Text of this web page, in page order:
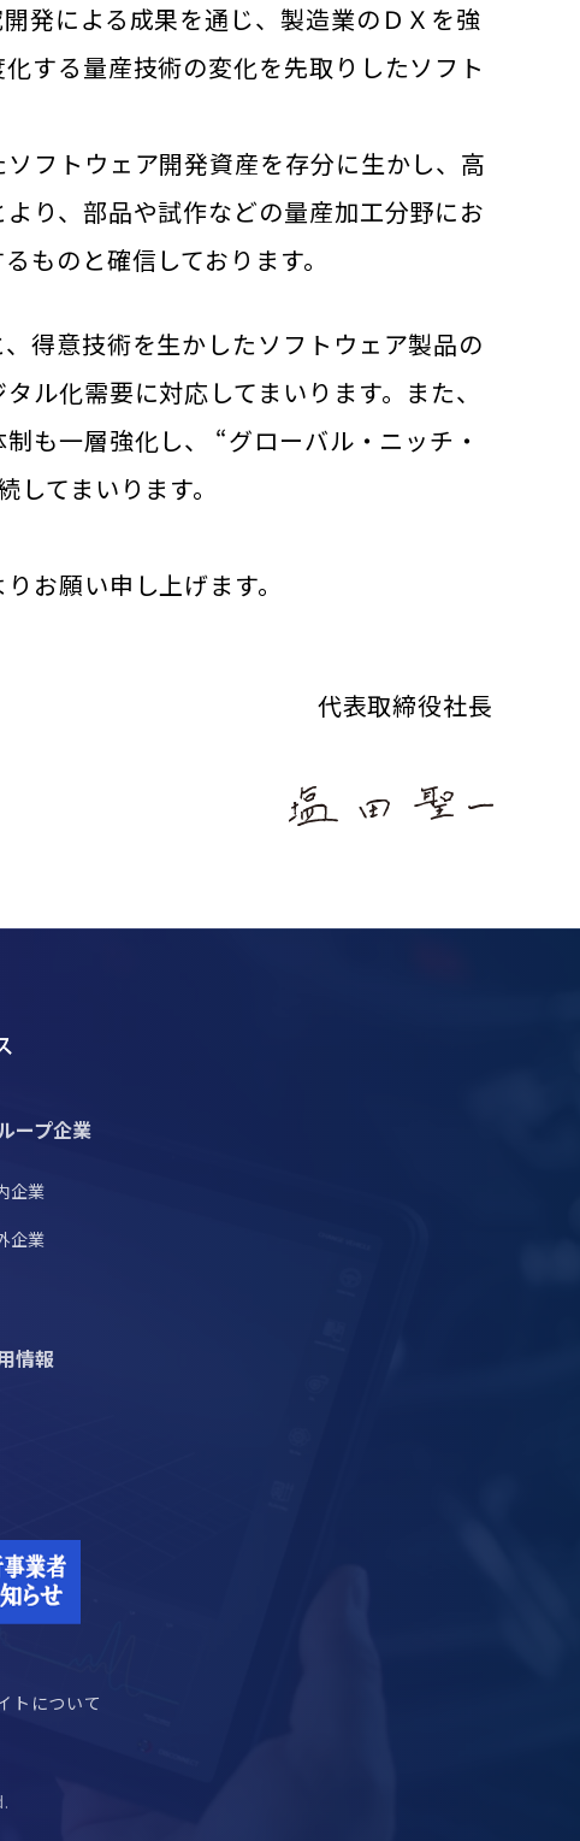
発による成果を通じ、製造業のＤＸを強
する量産技術の変化を先取りしたソフト
フトウェア開発資産を存分に生かし、高
り、部品や試作などの量産加工分野にお
ものと確信しております。
得意技術を生かしたソフトウェア製品の
ル化需要に対応してまいります。また、
も一層強化し、 “グローバル・ニッチ・
てまいります。
お願い申し上げます。
代表取締役社長
ープ企業
企業
企業
情報
トについて